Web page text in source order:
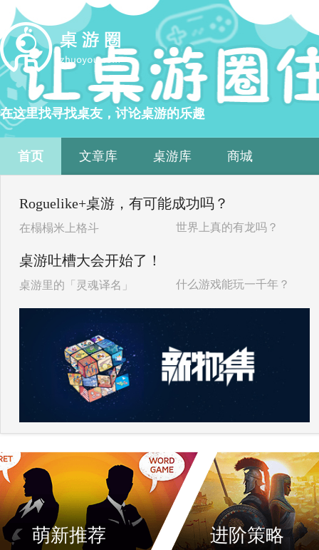
在这里找寻找桌友，讨论桌游的乐趣
首页 文章库 桌游库 商城
Roguelike+桌游，有可能成功吗？
在榻榻米上格斗 世界上真的有龙吗？
桌游吐槽大会开始了！
桌游里的「灵魂译名」 什么游戏能玩一千年？
萌新推荐 进阶策略